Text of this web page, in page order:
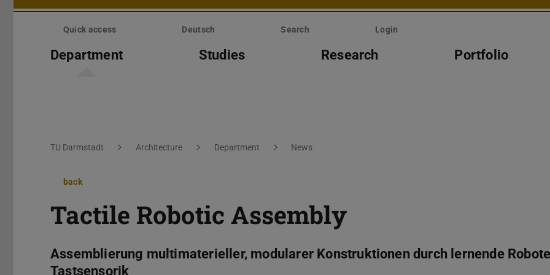
Skip
Quick access Deutsch Search Login
Department Studies Research Portfolio
You are here:
TU Darmstadt Architecture Department News
back
Tactile Robotic Assembly
Assemblierung multimaterieller, modularer Konstruktionen durch lernende
Tastsensorik